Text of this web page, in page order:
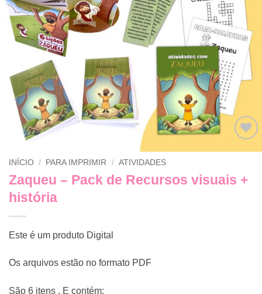
Adicionar
desejos
INÍCIO / PARA IMPRIMIR / ATIVIDADES
Zaqueu – Pack de Recursos visuais +
história
Este é um produto Digital
Os arquivos estão no formato PDF
São 6 itens . E contém: